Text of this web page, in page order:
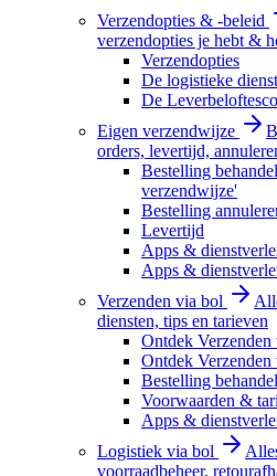
Verzendopties & -beleid
verzendopties je hebt &
Verzendopties
De logistieke
De
Eigen verzendwijze
orders, levertijd,
Bestelling
verzendwijze'
Bestelling
Levertijd
Apps &
Apps &
Verzenden via bol
diensten, tips en tarieven
Ontdek Verzenden
Ontdek
Bestelling
Voorwaarden &
Apps &
Logistiek via bol
voorraadbeheer,